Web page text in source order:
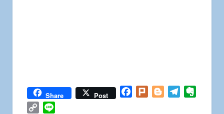
Share Post Facebook
Plurk BloggerTelegram
Copy